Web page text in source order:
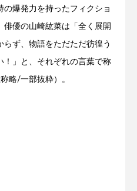
の爆発力を持ったフィクショ
俳優の山崎紘菜は「全く展開
ず、物語をただただ彷徨う
！」と、それぞれの言葉で称
略/一部抜粋）。